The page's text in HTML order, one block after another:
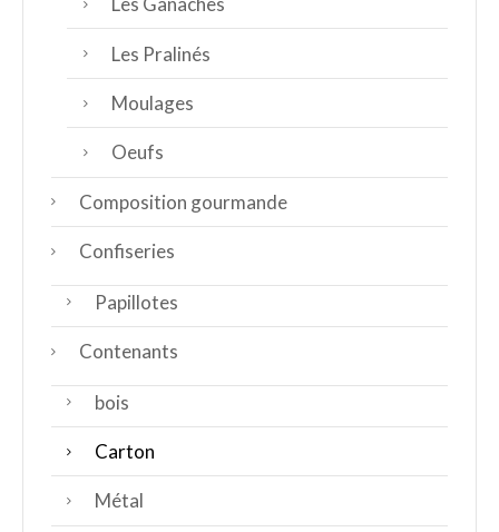
Les Pralinés
Moulages
Oeufs
Composition gourmande
Confiseries
Papillotes
Contenants
bois
Carton
Métal